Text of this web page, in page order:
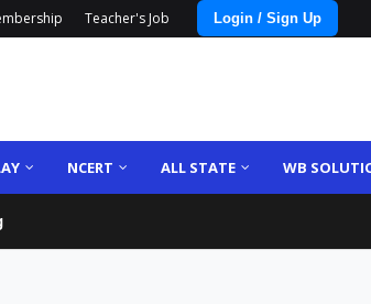
Teacher's Job Login / Sign Up
NCERT ALL STATE WB